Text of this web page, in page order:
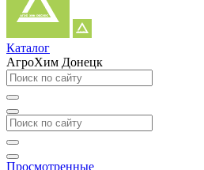
Каталог
АгроХим Донецк
Просмотренные